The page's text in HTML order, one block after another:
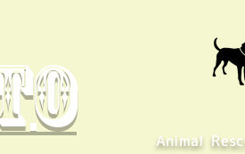
o Animal